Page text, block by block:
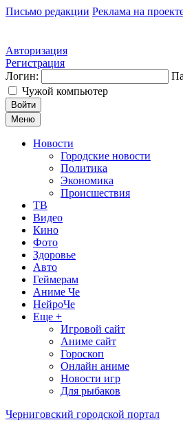
Письмо редакции Реклама на
Авторизация
Регистрация
Логин:
Чужой компьютер
Войти
Меню
Новости
Городские новости
Политика
Экономика
Происшествия
ТВ
Видео
Кино
Фото
Здоровье
Авто
Геймерам
Аниме Че
НейроЧе
Еще +
Игровой сайт
Аниме сайт
Гороскоп
Онлайн аниме
Новости игр
Для рыбаков
Черниговский городской портал